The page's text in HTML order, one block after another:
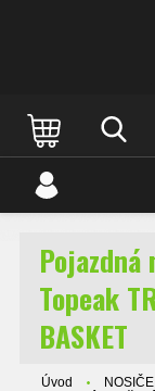
Topeak
BASKET
Úvod